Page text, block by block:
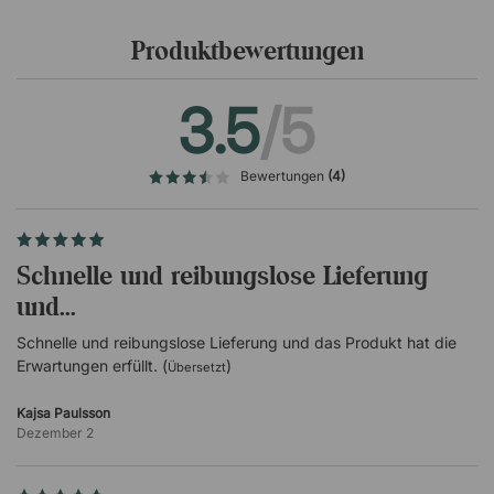
Produktbewertungen
3.5/5
Bewertungen (4)
Schnelle und reibungslose Lieferung
und...
Schnelle und reibungslose Lieferung und das Produkt hat die
Erwartungen erfüllt. (Übersetzt)
Kajsa Paulsson
Dezember 2